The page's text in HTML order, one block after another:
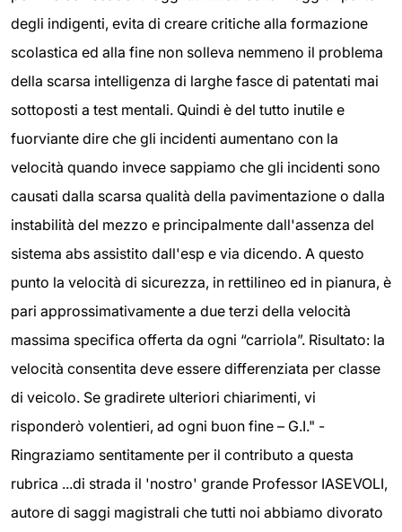
degli indigenti, evita di creare critiche alla formazione
scolastica ed alla fine non solleva nemmeno il problema
della scarsa intelligenza di larghe fasce di patentati mai
sottoposti a test mentali. Quindi è del tutto inutile e
fuorviante dire che gli incidenti aumentano con la
velocità quando invece sappiamo che gli incidenti sono
causati dalla scarsa qualità della pavimentazione o dalla
instabilità del mezzo e principalmente dall'assenza del
sistema abs assistito dall'esp e via dicendo. A questo
punto la velocità di sicurezza, in rettilineo ed in pianura, è
pari approssimativamente a due terzi della velocità
massima specifica offerta da ogni “carriola”. Risultato: la
velocità consentita deve essere differenziata per classe
di veicolo. Se gradirete ulteriori chiarimenti, vi
risponderò volentieri, ad ogni buon fine – G.I." -
Ringraziamo sentitamente per il contributo a questa
rubrica ...di strada il 'nostro' grande Professor IASEVOLI,
autore di saggi magistrali che tutti noi abbiamo divorato